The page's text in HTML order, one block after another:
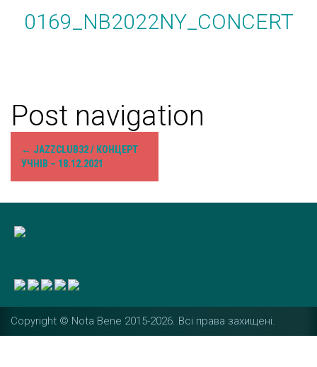
0169_NB2022NY_CONCERT
Post navigation
← JAZZCLUB32 / КОНЦЕРТ
УЧНІВ – 18.12.2021
Copyright © Nota Bene 2015-2026. Вcі права захищені.